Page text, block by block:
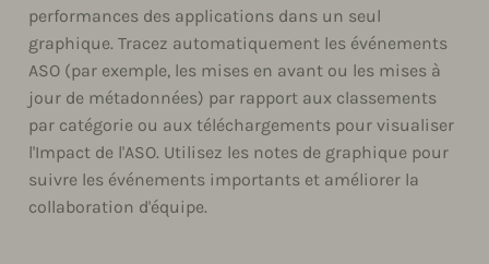
performances des applications dans un seul
graphique. Tracez automatiquement les événements
ASO (par exemple, les mises en avant ou les mises à
jour de métadonnées) par rapport aux classements
par catégorie ou aux téléchargements pour visualiser
l'Impact de l'ASO. Utilisez les notes de graphique pour
suivre les événements importants et améliorer la
collaboration d'équipe.